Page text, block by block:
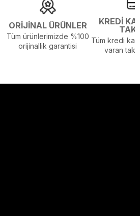
ORİJİNAL ÜRÜNLER
Tüm ürünlerimizde %100
orijinallik garantisi
KREDİ
Tüm kredi
varan